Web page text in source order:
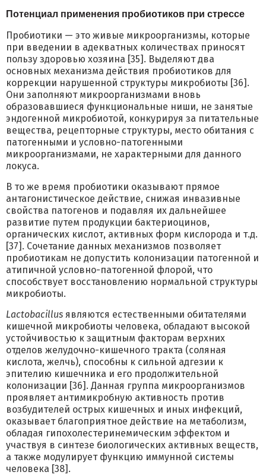
Потенциал применения пробиотиков при стрессе
Пробиотики — это живые микроорганизмы, которые
при введении в адекватных количествах приносят
пользу здоровью хозяина [35]. Выделяют два
основных механизма действия пробиотиков для
коррекции нарушенной структуры микробиоты [36].
Они заполняют микроорганизмами вновь
образовавшиеся функциональные ниши, не занятые
эндогенной микробиотой, конкурируя за питательные
вещества, рецепторные структуры, место обитания с
патогенными и условно-патогенными
микроорганизмами, не характерными для данного
локуса.
В то же время пробиотики оказывают прямое
антагонистическое действие, снижая инвазивные
свойства патогенов и подавляя их дальнейшее
развитие путем продукции бактериоцинов,
органических кислот, активных форм кислорода и т.д.
[37]. Сочетание данных механизмов позволяет
пробиотикам не допустить колонизации патогенной и
атипичной условно-патогенной флорой, что
способствует восстановлению нормальной структуры
микробиоты.
Lactobacillus являются естественными обитателями
кишечной микробиоты человека, обладают высокой
устойчивостью к защитным факторам верхних
отделов желудочно-кишечного тракта (соляная
кислота, желчь), способны к сильной адгезии к
эпителию кишечника и его продолжительной
колонизации [36]. Данная группа микроорганизмов
проявляет антимикробную активность против
возбудителей острых кишечных и иных инфекций,
оказывает благоприятное действие на метаболизм,
обладая гипохолестеринемическим эффектом и
участвуя в синтезе биологических активных веществ,
а также модулирует функцию иммунной системы
человека [38].